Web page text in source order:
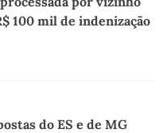
100 mil de indenização
do ES e de MG